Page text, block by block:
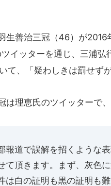
生善治三冠（46）が2016
ツイッターを通じ、三浦
て、「疑わしきは罰せず
は理恵氏のツイッターで、
報道で誤解を招くような
て頂きます。まず、灰色
は白の証明も黒の証明も